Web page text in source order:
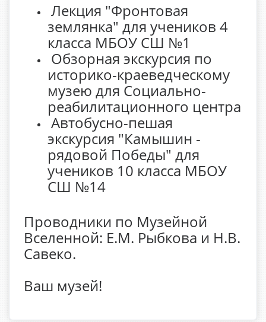
Лекция "Фронтовая
землянка" для учеников 4
класса МБОУ СШ №1
Обзорная экскурсия по
историко-краеведческому
музею для Социально-
реабилитационного центра
Автобусно-пешая
экскурсия "Камышин -
рядовой Победы" для
учеников 10 класса МБОУ
СШ №14
Проводники по Музейной
Вселенной: Е.М. Рыбкова и Н.В.
Савеко.
Ваш музей!